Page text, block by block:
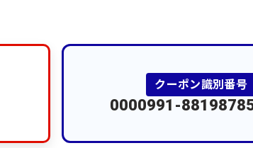
クーポン識別番号
0000991-